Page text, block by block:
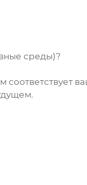
среды)?
соответствует